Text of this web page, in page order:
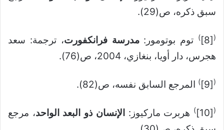
سبق ذكره، ص(29).
(
[8]
) توم بوتومور:مدرسة فرانكفورت، ترجمة: سعد
هجرس، دار أويا، بنغازي، 2004، ص(76).
(
[9]
) المرجع السابق نفسه، ص(82).
(
[10]
) هربرت ماركيوز: الإنسان ذو البعد الواحد، مرجع